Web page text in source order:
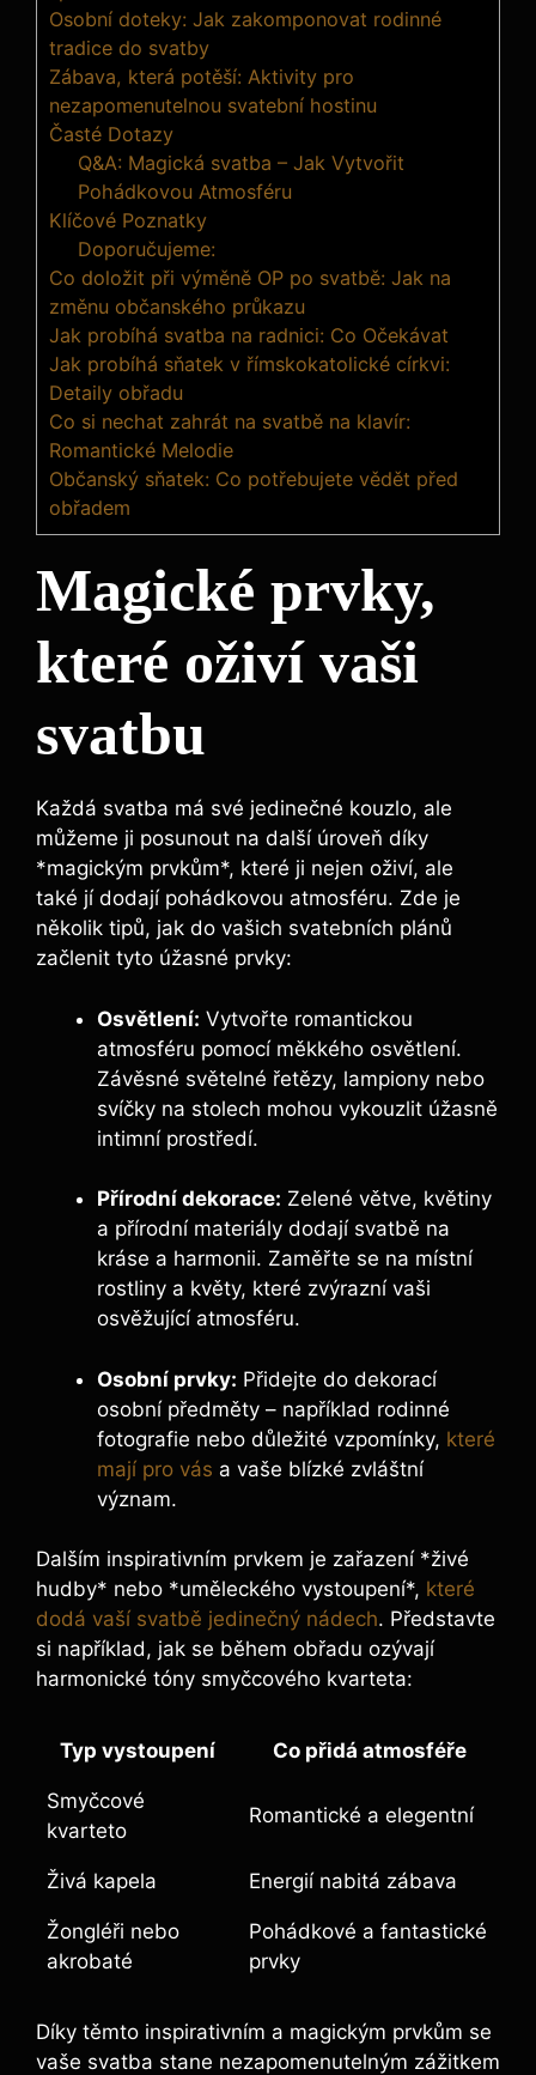
Osobní⁤ doteky: Jak zakomponovat rodinné
tradice do ⁤svatby
Zábava,‍ která potěší: Aktivity pro
nezapomenutelnou svatební hostinu
Časté Dotazy
Q&A:‍ Magická svatba – Jak Vytvořit⁣
Pohádkovou ‍Atmosféru
Klíčové Poznatky
Doporučujeme:
Co doložit při výměně OP po svatbě: Jak na
změnu občanského průkazu
Jak probíhá svatba na radnici: Co Očekávat
Jak probíhá sňatek v římskokatolické církvi:
Detaily obřadu
Co si nechat zahrát na svatbě na klavír:
Romantické Melodie
Občanský sňatek: Co potřebujete vědět před
obřadem
Magické prvky,
které oživí vaši
svatbu
Každá ⁣svatba má své ​jedinečné kouzlo, ale
můžeme⁤ ji posunout na další‌ úroveň díky
*magickým prvkům*,‌ které ji nejen ⁢oživí, ale
také jí‌ dodají​ pohádkovou atmosféru.⁣ Zde je​
několik tipů,​ jak do vašich⁢ svatebních plánů
začlenit tyto úžasné prvky:
Osvětlení: Vytvořte ‌romantickou⁢
atmosféru pomocí měkkého ​osvětlení.
Závěsné světelné⁢ řetězy, ⁤lampiony nebo
⁢svíčky na stolech⁣ mohou⁢ vykouzlit úžasně
intimní prostředí.
Přírodní dekorace: Zelené‌ větve, květiny
a ⁢přírodní⁤ materiály dodají‌ svatbě na
kráse a harmonii. Zaměřte se na místní
rostliny a květy, které ‍zvýrazní vaši
osvěžující ⁣atmosféru.
Osobní prvky: Přidejte⁢ do dekorací
⁣osobní předměty⁣ – například rodinné
fotografie nebo důležité vzpomínky, které
mají pro vás a vaše blízké zvláštní‍
význam.
Dalším inspirativním⁤ prvkem je zařazení *živé
hudby* nebo *uměleckého vystoupení*, které
dodá vaší svatbě jedinečný nádech. Představte
⁣si například, ‍jak se ‍během⁤ obřadu ozývají
⁢harmonické tóny smyčcového kvarteta:
Typ vystoupení Co přidá atmosféře
Smyčcové
kvarteto
Romantické a elegentní
Živá​ kapela Energií nabitá zábava
Žongléři nebo
akrobaté
Pohádkové a fantastické
prvky
Díky těmto inspirativním a‍ magickým​ prvkům⁤ se
vaše svatba stane nezapomenutelným zážitkem⁤